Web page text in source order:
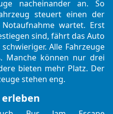
nacheinander an. So
steuert einen der
wartet. Erst
sind, fährt das Auto
Alle Fahrzeuge
Manche können nur drei
bieten mehr Platz. Der
stehen eng.
erleben